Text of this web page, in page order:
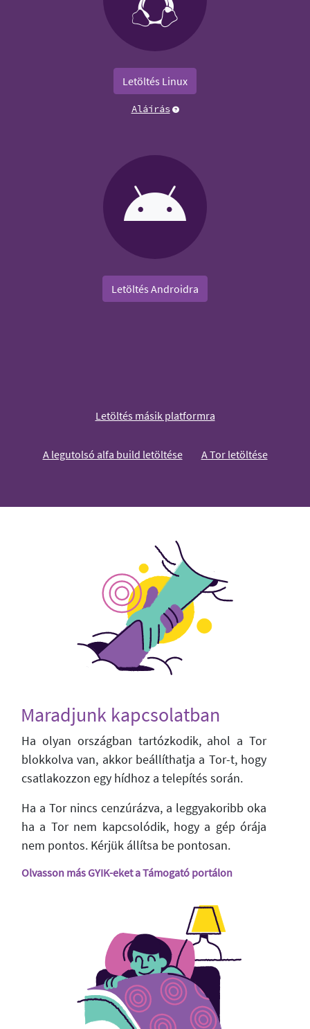
Letöltés Linux
Aláírás
Letöltés Androidra
Letöltés másik platformra
A legutolsó alfa build letöltése A Tor letöltése
Maradjunk kapcsolatban
Ha olyan országban tartózkodik, ahol a Tor
blokkolva van, akkor beállíthatja a Tor-t, hogy
csatlakozzon egy hídhoz a telepítés során.
Ha a Tor nincs cenzúrázva, a leggyakoribb oka
ha a Tor nem kapcsolódik, hogy a gép órája
nem pontos. Kérjük állítsa be pontosan.
Olvasson más GYIK-eket a Támogató portálon